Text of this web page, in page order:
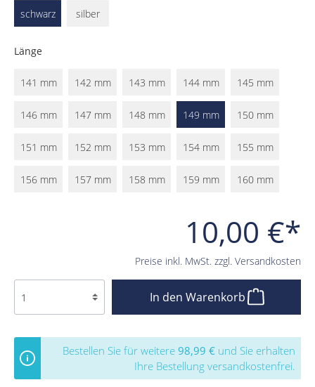
10,00 €*
Preise inkl. MwSt. zzgl. Versandkosten
schwarz silber
Länge
141 mm 142 mm 143 mm 144 mm 145 mm
146 mm 147 mm 148 mm 149 mm 150 mm
151 mm 152 mm 153 mm 154 mm 155 mm
156 mm 157 mm 158 mm 159 mm 160 mm
In den Warenkorb
Bestellen Sie für weitere 98,99 € und Sie erhalten
Ihre Bestellung versandkostenfrei.